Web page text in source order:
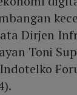
Dirjen
Toni